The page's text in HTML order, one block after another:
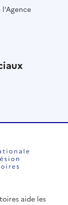
l'Agence
aide les